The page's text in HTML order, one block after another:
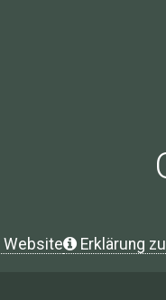
Website Erklärung